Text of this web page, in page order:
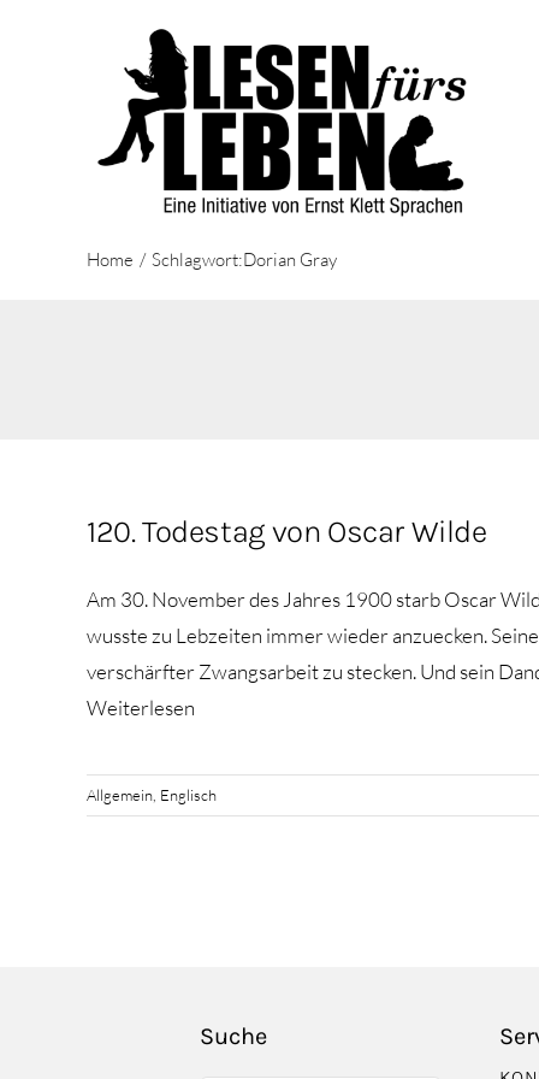
Home Schlagwort:Dorian Gray
120. Todestag von Oscar Wilde
Am 30. November des Jahres 1900 starb Oscar
wusste zu Lebzeiten immer wieder anzuecken.
verschärfter Zwangsarbeit zu stecken. Und sein
Weiterlesen
Allgemein Englisch
Suche